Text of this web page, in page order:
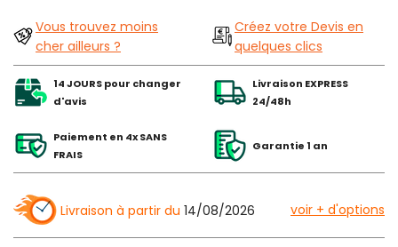
Vous trouvez moins
cher ailleurs ?
Créez votre Devis en
quelques clics
14 JOURS pour changer
d'avis
Livraison EXPRESS
24/48h
Paiement en 4x SANS
FRAIS
Garantie 1 an
Livraison à partir du 14/08/2026 voir + d'options